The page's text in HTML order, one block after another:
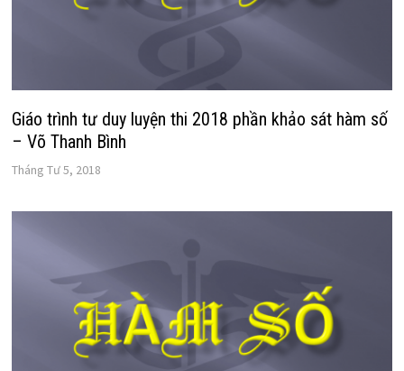
Giáo trình tư duy luyện thi 2018 phần khảo sát hàm số
– Võ Thanh Bình
Tháng Tư 5, 2018